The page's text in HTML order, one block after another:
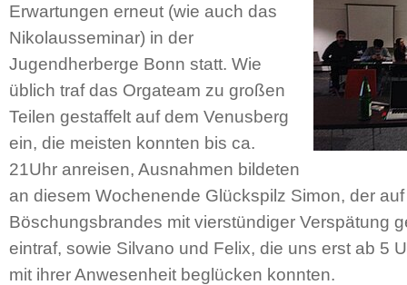
Erwartungen erneut (wie auch das
Nikolausseminar) in der
Jugendherberge Bonn statt. Wie
üblich traf das Orgateam zu großen
Teilen gestaffelt auf dem Venusberg
ein, die meisten konnten bis ca.
21Uhr anreisen, Ausnahmen bildeten
an diesem Wochenende Glückspilz Simon, der
Böschungsbrandes mit vierstündiger Verspätung
eintraf, sowie Silvano und Felix, die uns erst ab 5
mit ihrer Anwesenheit beglücken konnten.